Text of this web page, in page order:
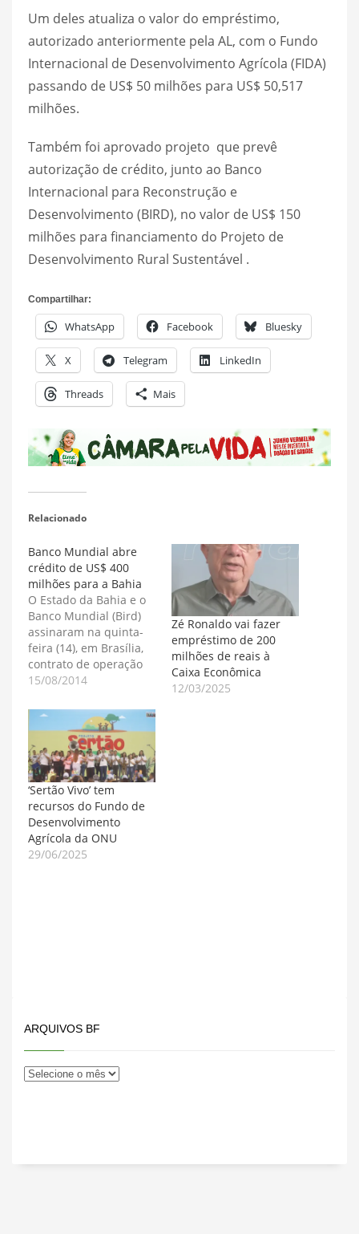
Um deles atualiza o valor do empréstimo,
autorizado anteriormente pela AL, com o Fundo
Internacional de Desenvolvimento Agrícola (FIDA)
passando de US$ 50 milhões para US$ 50,517
milhões.
Também foi aprovado projeto que prevê
autorização de crédito, junto ao Banco
Internacional para Reconstrução e
Desenvolvimento (BIRD), no valor de US$ 150
milhões para financiamento do Projeto de
Desenvolvimento Rural Sustentável .
Compartilhar:
WhatsApp Facebook Bluesky
X Telegram LinkedIn
Threads Mais
Relacionado
Banco Mundial abre
crédito de US$ 400
milhões para a Bahia
O Estado da Bahia e o
Banco Mundial (Bird)
assinaram na quinta-
feira (14), em Brasília,
contrato de operação
de crédito no valor de
execução do Programa
de Inclusão e
Desenvolvimento
Socioeconômico da
Bahia (Proinclusão II). O
documento foi
assinado pelo
secretário da Fazenda
do Estado,…
15/08/2014
Zé Ronaldo vai fazer
empréstimo de 200
milhões de reais à
Caixa Econômica
12/03/2025
‘Sertão Vivo’ tem
recursos do Fundo de
Desenvolvimento
Agrícola da ONU
29/06/2025
ARQUIVOS BF